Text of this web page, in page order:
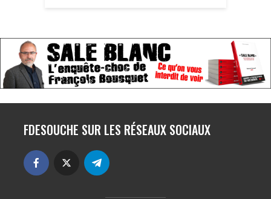
FDESOUCHE SUR LES RÉSEAUX SOCIAUX